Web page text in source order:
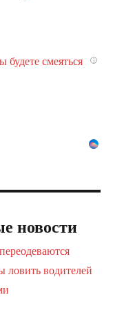
i
смеяться
новости
ловить водителей